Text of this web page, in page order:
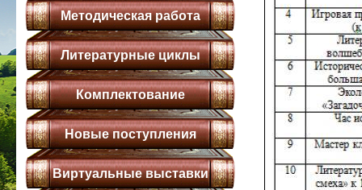
Методическая работа
Литературные циклы
Комплектование
Новые поступления
Виртуальные выставки